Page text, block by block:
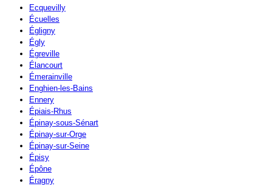
Ecquevilly
Écuelles
Égligny
Égly
Égreville
Élancourt
Émerainville
Enghien-les-Bains
Ennery
Épiais-Rhus
Épinay-sous-Sénart
Épinay-sur-Orge
Épinay-sur-Seine
Épisy
Épône
Éragny